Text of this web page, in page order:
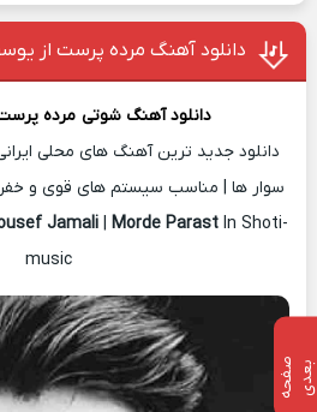
دانلود آهنگ مرده پرست از
دانلود آهنگ شوتی مرده
دانلود جدید ترین آهنگ های محلی
سوار ها | مناسب سیستم های قوی و
Jamali| Morde ParastIn Shoti-
music
ص
ف
ح
ه ب ع
د ی